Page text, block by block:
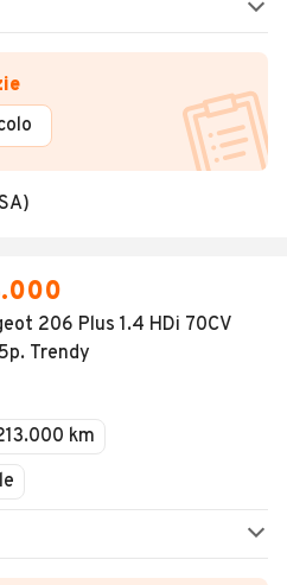
206 Plus 1.4 HDi 70CV
Trendy
km